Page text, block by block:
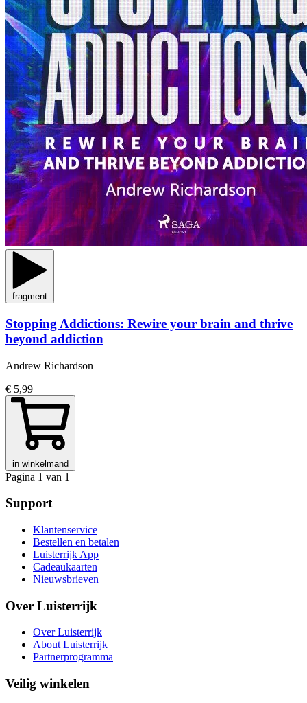
fragment
Stopping Addictions: Rewire your brain and thrive
beyond addiction
Andrew Richardson
€ 5,99
in winkelmand
Pagina 1 van 1
Support
Klantenservice
Bestellen en betalen
Luisterrijk App
Cadeaukaarten
Nieuwsbrieven
Over Luisterrijk
Over Luisterrijk
About Luisterrijk
Partnerprogramma
Veilig winkelen